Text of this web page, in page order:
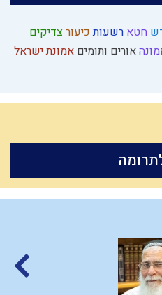
חטא רשעותכיעורצדיקים
אורים ותומים אמונת ישראל